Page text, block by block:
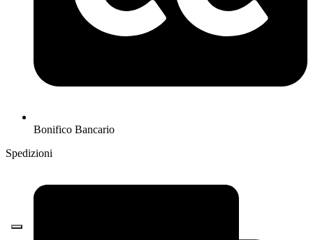
Bonifico Bancario
Spedizioni